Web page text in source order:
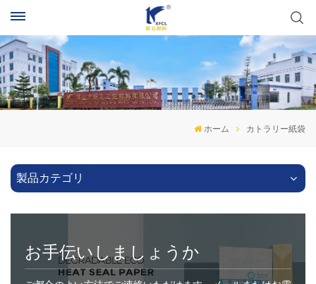
ホーム カトラリー紙袋
製品カテゴリ
お手伝いしましょうか